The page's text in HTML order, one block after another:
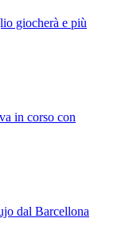
giocherà e più
in corso con
dal Barcellona